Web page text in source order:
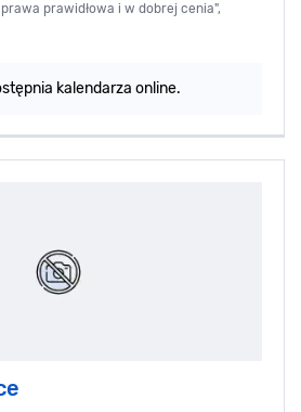
prawidłowa i w dobrej cenia",
kalendarza online.